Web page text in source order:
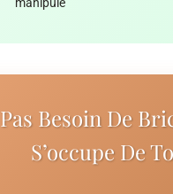
manipule
Pas Besoin De
S’occupe De